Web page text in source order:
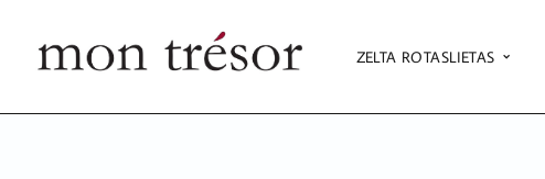
ZELTA ROTASLIETAS